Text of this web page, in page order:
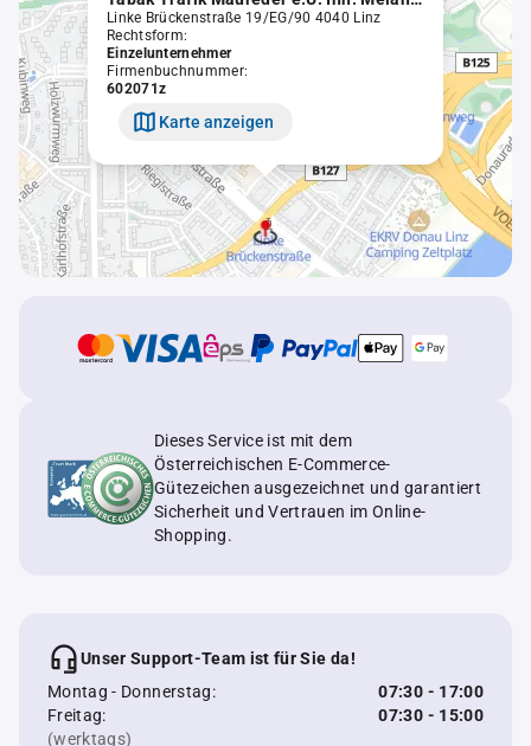
Linke Brückenstraße 19/EG/90 4040 Linz
Rechtsform:
Einzelunternehmer
Firmenbuchnummer:
602071z
Karte anzeigen
Dieses Service ist mit dem
Österreichischen E-Commerce-
Gütezeichen ausgezeichnet und garantiert
Sicherheit und Vertrauen im Online-
Shopping.
Unser Support-Team ist für Sie da!
Montag - Donnerstag:
07:30 - 17:00
Freitag:
07:30 - 15:00
(werktags)